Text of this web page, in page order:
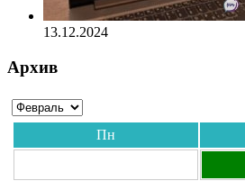
13.12.2024
Архив
Пн